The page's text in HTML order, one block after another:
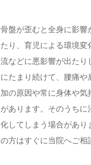
骨盤が歪むと全身に影響
たり、育児による環境変
流などに悪影響が出たり
にたまり続けて、腰痛や
加の原因や常に身体や
があります。そのうちに
化してしまう場合があり
の方はすぐに当院へご相